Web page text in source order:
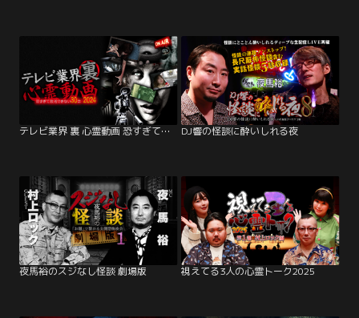
テレビ業界 裏 心霊動画 恐すぎて放送できない 30本 2024 DJ響の怪談に酔いしれる夜
夜馬裕のスジなし怪談 劇場版 視えてる3人の心霊トーク2025